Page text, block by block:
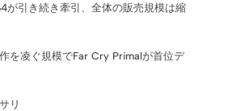
が引き続き牽引、全体の販売規模は縮
を凌ぐ規模でFar Cry Primalが首位デ
リ